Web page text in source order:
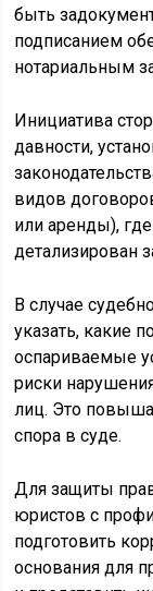
быть
подписанием
нотариальным
Инициатива
давности,
видов
или аренды),
детализирован
В случае
указать, какие
оспариваемые
риски
лиц. Это
спора в суде.
Для защиты
юристов с
подготовить
основания для